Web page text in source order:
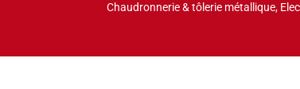
Chaudronnerie & tôlerie métallique,